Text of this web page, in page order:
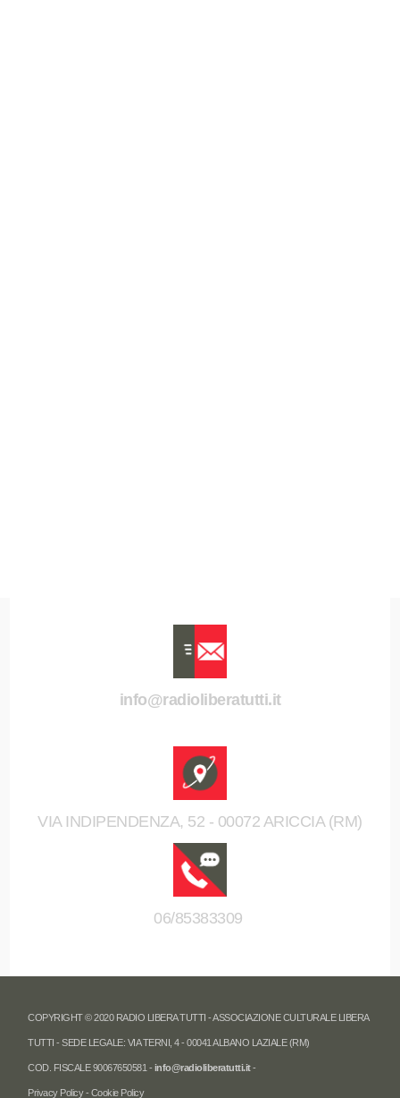
info@radioliberatutti.it
VIA INDIPENDENZA, 52 - 00072 ARICCIA (RM)
06/85383309
COPYRIGHT © 2020 RADIO LIBERA TUTTI - ASSOCIAZIONE CULTURALE LIBERA
TUTTI - SEDE LEGALE: VIA TERNI, 4 - 00041 ALBANO LAZIALE (RM)
COD. FISCALE 90067650581 - info@radioliberatutti.it-
Privacy Policy- Cookie Policy